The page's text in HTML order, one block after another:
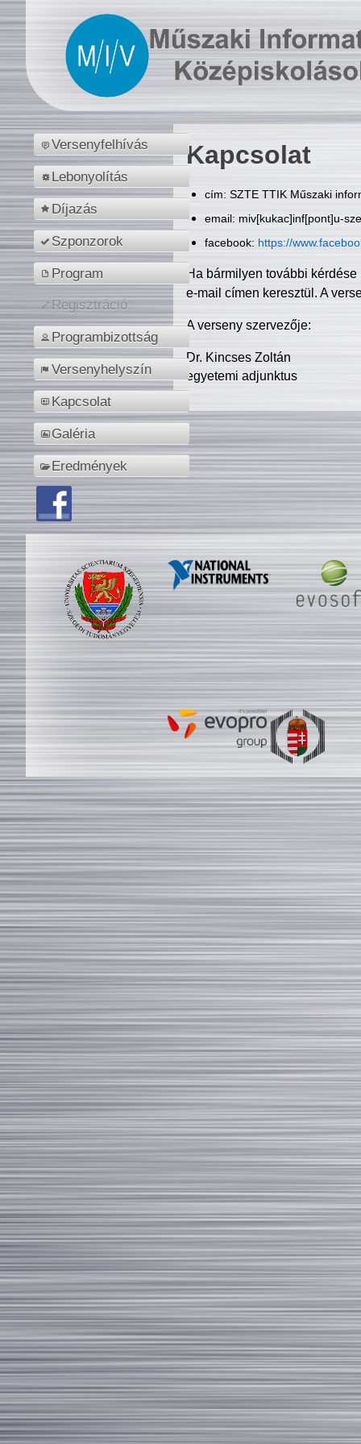
Versenyfelhívás
Lebonyolítás
Díjazás
Szponzorok
Program
Regisztráció
Programbizottság
Versenyhelyszín
Kapcsolat
Galéria
Eredmények
Kapcsolat
cím: SZTE TTIK Műszaki
email: miv[kukac]inf[pont]u-
facebook: https://
Ha bármilyen további
e-mail címen keresztül. A
A verseny szervezője:
Dr. Kincses Zoltán
egyetemi adjunktus